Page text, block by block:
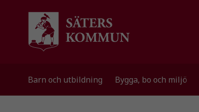
Barn och utbildning Bygga, bo och miljö